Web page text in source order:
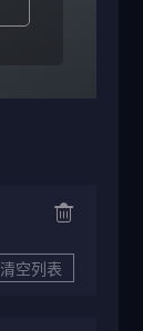
清空列表